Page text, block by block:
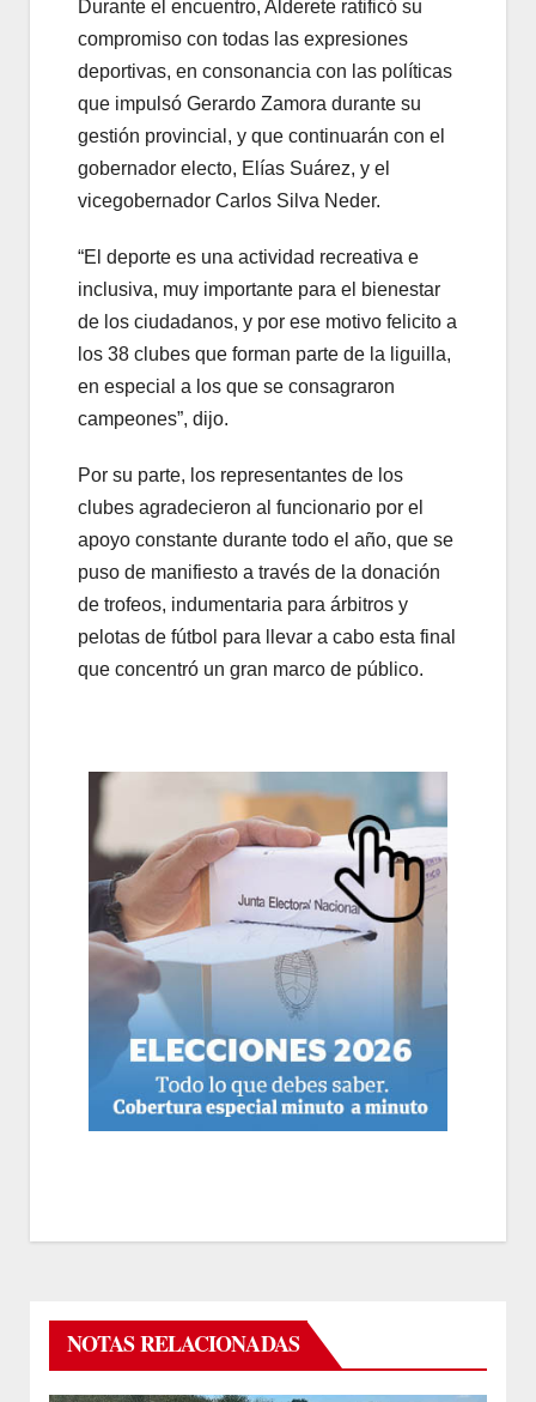
Durante el encuentro, Alderete ratificó su
compromiso con todas las expresiones
deportivas, en consonancia con las políticas
que impulsó Gerardo Zamora durante su
gestión provincial, y que continuarán con el
gobernador electo, Elías Suárez, y el
vicegobernador Carlos Silva Neder.
“El deporte es una actividad recreativa e
inclusiva, muy importante para el bienestar
de los ciudadanos, y por ese motivo felicito a
los 38 clubes que forman parte de la liguilla,
en especial a los que se consagraron
campeones”, dijo.
Por su parte, los representantes de los
clubes agradecieron al funcionario por el
apoyo constante durante todo el año, que se
puso de manifiesto a través de la donación
de trofeos, indumentaria para árbitros y
pelotas de fútbol para llevar a cabo esta final
que concentró un gran marco de público.
NOTAS RELACIONADAS